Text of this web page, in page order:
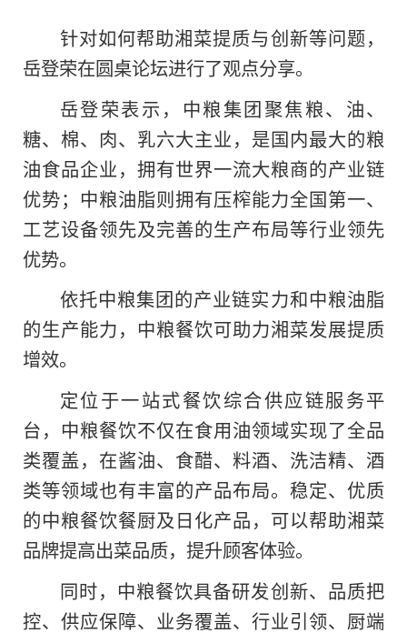
针对如何帮助湘菜提质与创新等问题，
岳登荣在圆桌论坛进行了观点分享。
岳登荣表示，中粮集团聚焦粮、油、
糖、棉、肉、乳六大主业，是国内最大的粮
油食品企业，拥有世界一流大粮商的产业链
优势；中粮油脂则拥有压榨能力全国第一、
工艺设备领先及完善的生产布局等行业领先
优势。
依托中粮集团的产业链实力和中粮油脂
的生产能力， 中粮餐饮可助力湘菜发展提质
增效。
定位于一站式餐饮综合供应链服务平
台，中粮餐饮不仅在食用油领域实现了全品
类覆盖，在酱油、食醋、料酒、洗洁精、酒
类等领域也有丰富的产品布局。稳定、优质
的中粮餐饮餐厨及日化产品，可以帮助湘菜
品牌提高出菜品质，提升顾客体验。
同时，中粮餐饮具备研发创新、品质把
控、供应保障、业务覆盖、行业引领、厨端